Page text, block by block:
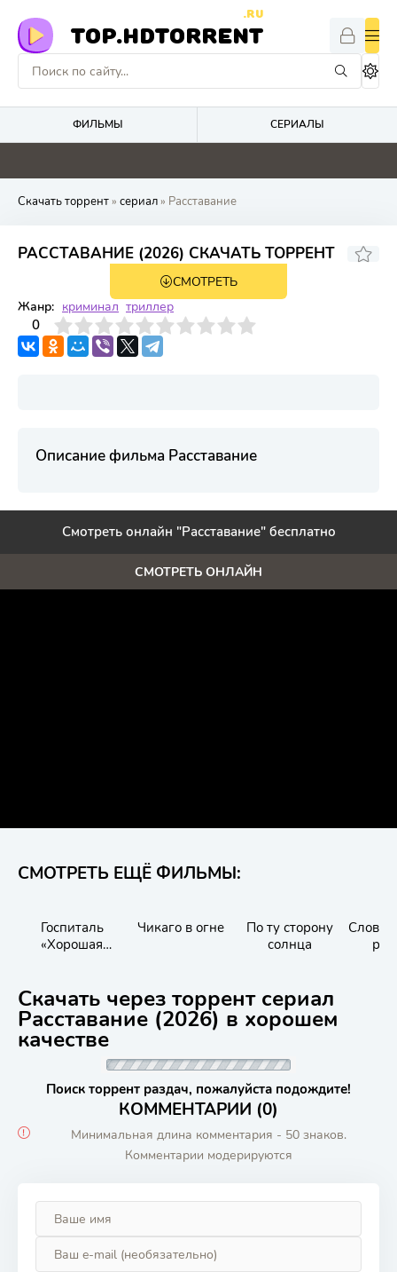
TOP.HDTORRENT
.RU
ФИЛЬМЫ СЕРИАЛЫ
0 5 0 0
Скачать торрент» сериал» Расставание
РАССТАВАНИЕ (2026) СКАЧАТЬ ТОРРЕНТ
1 сезон 3 серияСМОТРЕТЬ
Жанр: криминал триллер
0
4 6 7 8 9 10
Описание фильма Расставание
Смотреть онлайн "Расставание" бесплатно
СМОТРЕТЬ ОНЛАЙН
СМОТРЕТЬ ЕЩЁ ФИЛЬМЫ:
Госпиталь
«Хорошая
Чикаго в огне
По ту сторону
солнца
Скачать через торрент сериал
Расставание (2026) в хорошем
качестве
Поиск торрент раздач, пожалуйста подождите!
КОММЕНТАРИИ (0)
Минимальная длина комментария - 50 знаков.
Комментарии модерируются